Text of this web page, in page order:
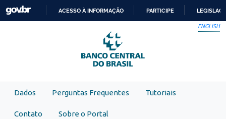
Skip to main content
PARA
O
CONTEÚDO
ACESSO À INFORMAÇÃO PARTICIPE
ENGLISH
Dados Perguntas Frequentes Tutoriais
Contato Sobre o Portal